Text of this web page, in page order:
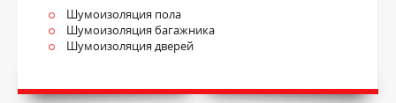
Шумоизоляция пола
Шумоизоляция багажника
Шумоизоляция дверей